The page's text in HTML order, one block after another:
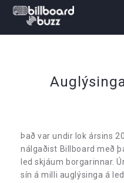
Það var undir lok ársins
nálgaðist Billboard með
led skjáum borgarinnar.
sín á milli auglýsinga á